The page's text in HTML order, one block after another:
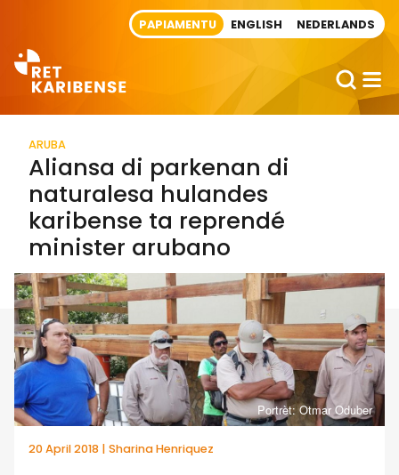
PAPIAMENTU ENGLISH NEDERLANDS
ARUBA
Aliansa di parkenan di
naturalesa hulandes
karibense ta reprendé
minister arubano
Portrèt: Otmar Oduber
20 April 2018 | Sharina Henriquez